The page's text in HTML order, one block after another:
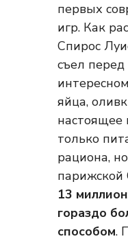
первых
игр. Как
Спирос
съел перед
яйца,
настоящее
только
рациона,
13
гораздо
способом.